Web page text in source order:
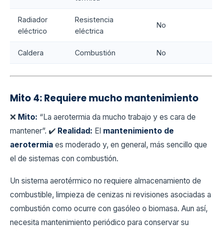
Radiador
eléctrico
Resistencia
eléctrica
No
Caldera Combustión No
Mito 4: Requiere mucho mantenimiento
❌ Mito: “La aerotermia da mucho trabajo y es cara de
mantener”. ✔️ Realidad: El mantenimiento de
aerotermia es moderado y, en general, más sencillo que
el de sistemas con combustión.
Un sistema aerotérmico no requiere almacenamiento de
combustible, limpieza de cenizas ni revisiones asociadas a
combustión como ocurre con gasóleo o biomasa. Aun así,
necesita mantenimiento periódico para conservar su